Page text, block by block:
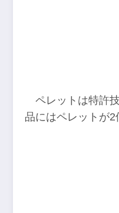
ペレットは特許
品にはペレットが2